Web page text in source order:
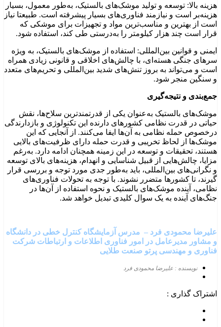
هزینه بالا: توسعه و تولید موشک‌های بالستیک، به‌طور معمول، بسیار
هزینه‌بر است و نیازمند فناوری‌های بسیار پیشرفته است. طبیعتا نیاز
است از بهترین و مناسب‌ترین مواد و تجهیزات برای موشکی که
قرار است چند هزار کیلومتر را به‌درستی طی کند، استفاده شود.
ایمنی و قوانین بین‌المللی: استفاده از موشک‌های بالستیک، به ویژه
سرهای جنگی هسته‌ای، با چالش‌های اخلاقی و قانونی زیادی همراه
است و می‌تواند به بروز تنش‌های شدید بین‌المللی و تحریم‌های متعدد
و سنگین منجر شود.
جمع‌بندی و نتیجه‌گیری
موشک‌های بالستیک به‌عنوان یکی از قدرتمندترین سلاح‌ها، نقش
حیاتی در قدرت نظامی کشورهای دارنده این تکنولوژی و بازدارندگی
درخصوص حمله نظامی به آن‌ها ایفا می‌کنند. از آنجایی که این
موشک‌ها از لحاظ تخریبی و قدرت حمله دارای ظرفیت‌های بالایی
هستند، تحقیقات و توسعه در این زمینه همچنان ادامه دارد. به‌رغم
مزایا، چالش‌هایی از قبیل شناسایی و انهدام، هزینه‌های بالای توسعه
و نگرانی‌های بین‌المللی، باید به‌طور جدی مورد توجه و بررسی قرار
گیرند، تا کشورها متضرر نشوند. با توجه به تحولات فناوری‌های
نظامی، آینده موشک‌های بالستیک و نحوه استفاده از آن‌ها در
جنگ‌های آینده به یک سوال کلیدی تبدیل خواهد شد.
علیرضا محمودی فرد – مدرس آزمایشگاه کنترل خطی در دانشگاه
و مشاور مدیرعامل در امور فناوری اطلاعات و ارتباطات شرکت
فناوری و مهندسی پرتو صنعت طلایی
نویسنده : علیرضا محمودی فرد
اشتراک گذاری :